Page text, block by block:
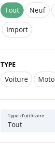
Tout Neuf
Import
TYPE
Voiture Moto
Type d’utilitaire
Tout